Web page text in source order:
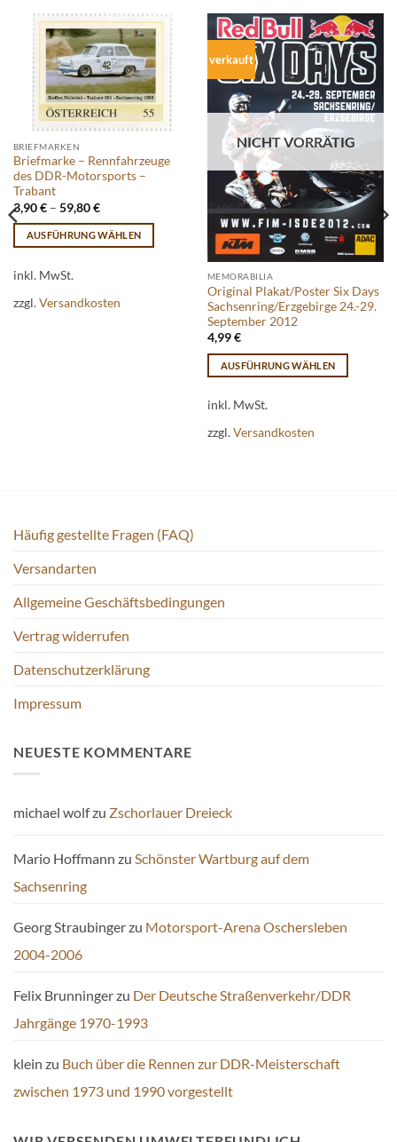
BRIEFMARKEN
Briefmarke – Rennfahrzeuge
des DDR-Motorsports –
Trabant
3,90€– 59,80€
AUSFÜHRUNG WÄHLEN
Produkt
mehrere
inkl. MwSt.
zzgl.Versandkosten
verkauft
NICHT VORRÄTIG
MEMORABILIA
Original Plakat/Poster Six Days
Sachsenring/Erzgebirge 24.-29.
September 2012
4,99€
AUSFÜHRUNG WÄHLEN
Produkt
mehrere
gewählt
inkl. MwSt.
zzgl.Versandkosten
Häufig gestellte Fragen (FAQ)
Versandarten
Allgemeine Geschäftsbedingungen
Vertrag widerrufen
Datenschutzerklärung
Impressum
NEUESTE KOMMENTARE
michael wolfzu Zschorlauer Dreieck
Mario Hoffmann zu Schönster Wartburg auf dem
Sachsenring
Georg Straubingerzu Motorsport-Arena Oschersleben
2004-2006
Felix Brunningerzu Der Deutsche Straßenverkehr/DDR
Jahrgänge 1970-1993
klein zu Buch über die Rennen zur DDR-Meisterschaft
zwischen 1973 und 1990 vorgestellt